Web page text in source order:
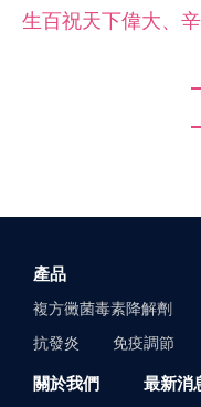
生百祝天下偉大、
產品
複方黴菌毒素降解劑
抗發炎
免疫調節
關於我們 最新消